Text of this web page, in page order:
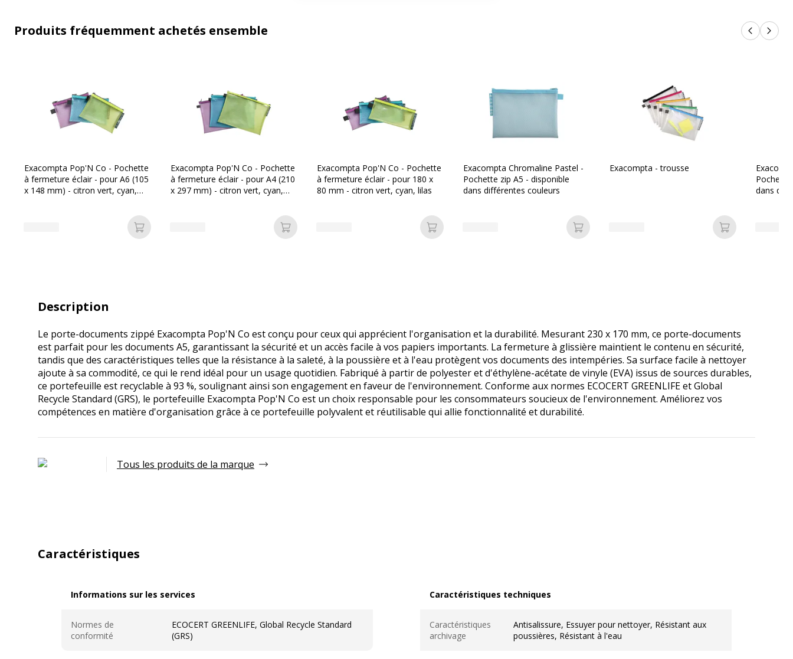
Produits fréquemment achetés ensemble Produits
Exacompta Pop'N Co - Pochette
à fermeture éclair - pour A6 (105
x 148 mm) - citron vert, cyan,
Ajouter au panier
Exacompta Pop'N Co - Pochette
à fermeture éclair - pour A4 (210
x 297 mm) - citron vert, cyan,
Ajouter au panier
Exacompta Pop'N Co - Pochette
à fermeture éclair - pour 180 x
80 mm - citron vert, cyan, lilas
Ajouter au panier
Exacompta Chromaline Pastel -
Pochette zip A5 - disponible
dans différentes couleurs
Ajouter au panier
Exacompta - trousse
Ajouter au
Pochette
dans
Description
Le porte-documents zippé Exacompta Pop'N Co est conçu pour ceux qui apprécient l'organisation et la durabilité. Mesurant 230 x 170 mm, ce porte-documents
est parfait pour les documents A5, garantissant la sécurité et un accès facile à vos papiers importants. La fermeture à glissière maintient le contenu en sécurité,
tandis que des caractéristiques telles que la résistance à la saleté, à la poussière et à l'eau protègent vos documents des intempéries. Sa surface facile à nettoyer
ajoute à sa commodité, ce qui le rend idéal pour un usage quotidien. Fabriqué à partir de polyester et d'éthylène-acétate de vinyle (EVA) issus de sources durables,
ce portefeuille est recyclable à 93 %, soulignant ainsi son engagement en faveur de l'environnement. Conforme aux normes ECOCERT GREENLIFE et Global
Recycle Standard (GRS), le portefeuille Exacompta Pop'N Co est un choix responsable pour les consommateurs soucieux de l'environnement. Améliorez vos
compétences en matière d'organisation grâce à ce portefeuille polyvalent et réutilisable qui allie fonctionnalité et durabilité.
Tous les produits de la marque
Caractéristiques
Informations sur les services
Normes de
conformité
ECOCERT GREENLIFE, Global Recycle Standard
(GRS)
Caractéristiques techniques
Caractéristiques
archivage
Antisalissure, Essuyer pour nettoyer, Résistant aux
poussières, Résistant à l'eau